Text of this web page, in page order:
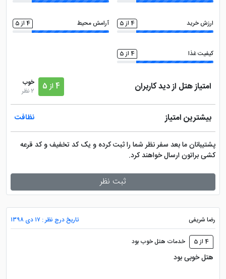
ارزش خرید 4 از 5 آرامش محیط 4 از 5
کیفیت غذا 4 از 5
امتیاز هتل از دید کاربران 4 از 5
خوب
2 نظر
بیشترین امتیاز نظافت
پشتیبانان ما بعد سفر نظر شما را ثبت کرده و یک کد تخفیف و کد قرعه
کشی براتون ارسال خواهند کرد.
ثبت نظر
رضا شریفی تاریخ درج نظر : ۱۷ دی ۱۳۹۸
4 از 5 خدمات هتل خوب بود
هتل خوبی بود